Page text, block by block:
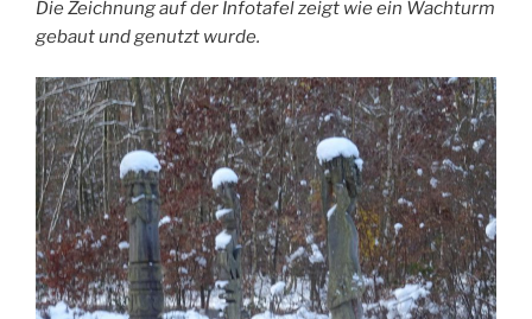
Die Zeichnung auf der Infotafel zeigt wie ein Wachturm
gebaut und genutzt wurde.